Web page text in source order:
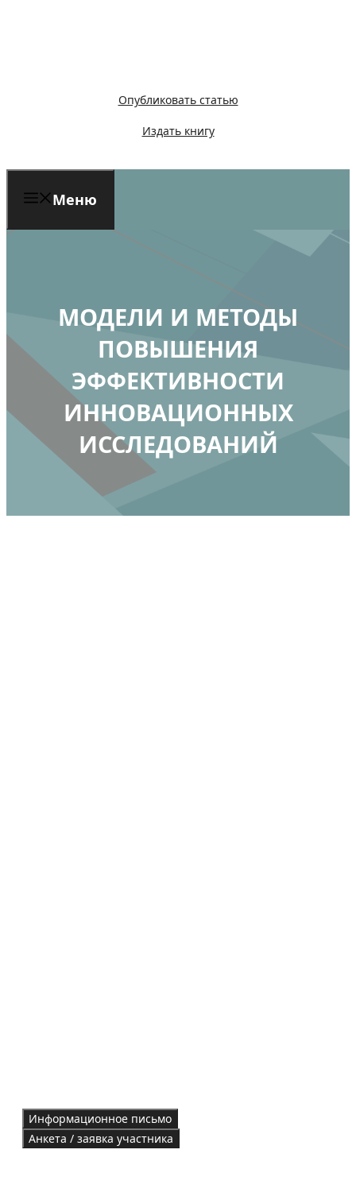
Опубликовать статью
Издать книгу
Меню
МОДЕЛИ И МЕТОДЫ
ПОВЫШЕНИЯ
ЭФФЕКТИВНОСТИ
ИННОВАЦИОННЫХ
ИССЛЕДОВАНИЙ
Информационное письмо
Анкета / заявка участника